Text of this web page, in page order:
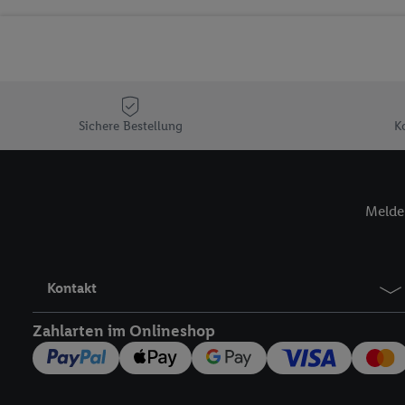
Sichere Bestellung
Kontakt
Zahlarten im Onlineshop
Sofern Sie hier Ihre
Plus-Konto einloggen,
zu erstellen (die
können, um Sie in
Hierzu wird von uns
Zudem erlauben Sie
den Lidl-Diensten
Wenn das der Fall ist,
Kundenkonto-
Insbesondere können
Nutzung der Utiq-
widerrufen - jederzeit
Telekommunikations-